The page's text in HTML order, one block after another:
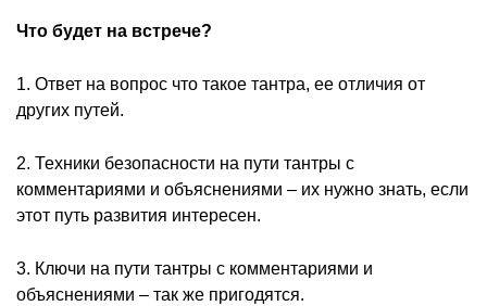
Что будет на встрече?
1. Ответ на вопрос что такое тантра, ее отличия от
других путей.
2. Техники безопасности на пути тантры с
комментариями и объяснениями – их нужно знать, если
этот путь развития интересен.
3. Ключи на пути тантры с комментариями и
объяснениями – так же пригодятся.